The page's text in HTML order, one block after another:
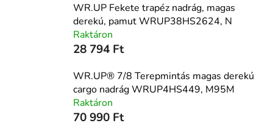
WR.UP Fekete trapéz nadrág, magas
derekú, pamut WRUP38HS2624, N
Raktáron
28 794 Ft
WR.UP® 7/8 Terepmintás magas derekú
cargo nadrág WRUP4HS449, M95M
Raktáron
70 990 Ft